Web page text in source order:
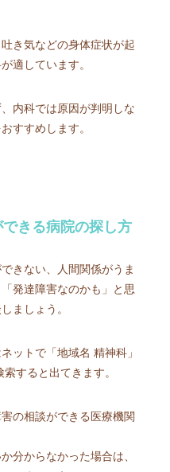
き気などの身体症状が起
適しています。
内科では原因が判明しな
すすめします。
きる病院の探し方
きない、人間関係がうま
発達障害なのかも」と思
ましょう。
ットで「地域名 精神科」
すると出てきます。
の相談ができる医療機関
分からなかった場合は、